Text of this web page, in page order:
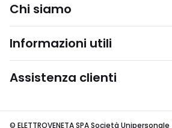
Chi siamo
Informazioni utili
Assistenza clienti
© ELETTROVENETA SPA Società